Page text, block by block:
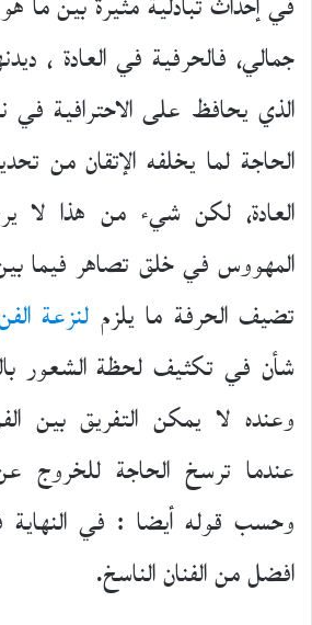
جمالي، فالحرفية في العادة ،
الذي يحافظ على الاحترافية في
الحاجة لما يخلفه الإتقان من
العادة، لكن شيء من هذا لا
المهووس في خلق تصاهر فيما
تضيف الحرفة ما يلزم لنزعة
شأن في تكثيف لحظة الشعور
وعنده لا يمكن التفريق بين
عندما ترسخ الحاجة للخروج
وحسب قوله أيضا : في النهاية
افضل من الفنان الناسخ.